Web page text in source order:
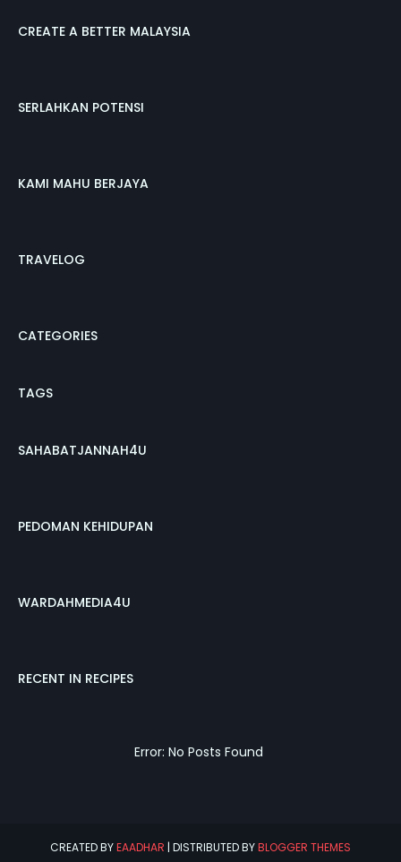
CREATE A BETTER MALAYSIA
SERLAHKAN POTENSI
KAMI MAHU BERJAYA
TRAVELOG
CATEGORIES
TAGS
SAHABATJANNAH4U
PEDOMAN KEHIDUPAN
WARDAHMEDIA4U
RECENT IN RECIPES
Error: No Posts Found
CREATED BYEAADHAR | DISTRIBUTED BYBLOGGER THEMES